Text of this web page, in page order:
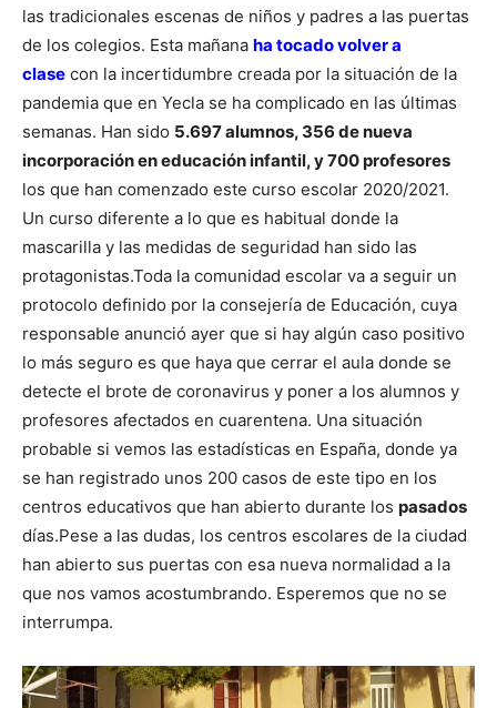
las tradicionales escenas de niños y padres a las puertas
de los colegios. Esta mañana ha tocado volver a
clase con la incertidumbre creada por la situación de la
pandemia que en Yecla se ha complicado en las últimas
semanas. Han sido 5.697 alumnos, 356 de nueva
incorporación en educación infantil, y 700 profesores
los que han comenzado este curso escolar 2020/2021.
Un curso diferente a lo que es habitual donde la
mascarilla y las medidas de seguridad han sido las
protagonistas.Toda la comunidad escolar va a seguir un
protocolo definido por la consejería de Educación, cuya
responsable anunció ayer que si hay algún caso positivo
lo más seguro es que haya que cerrar el aula donde se
detecte el brote de coronavirus y poner a los alumnos y
profesores afectados en cuarentena. Una situación
probable si vemos las estadísticas en España, donde ya
se han registrado unos 200 casos de este tipo en los
centros educativos que han abierto durante los pasados
días.Pese a las dudas, los centros escolares de la ciudad
han abierto sus puertas con esa nueva normalidad a la
que nos vamos acostumbrando. Esperemos que no se
interrumpa.